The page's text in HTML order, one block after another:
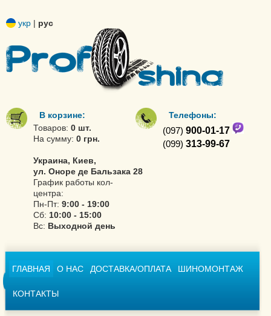
укр | рус
В корзине:
Товаров: 0 шт.
На сумму: 0 грн.
Украина, Киев,
ул. Оноре де Бальзака 28
График работы кол-
центра:
Пн-Пт: 9:00 - 19:00
Сб: 10:00 - 15:00
Вс: Выходной день
Телефоны:
(097) 900-01-17
(099) 313-99-67
ГЛАВНАЯ О НАС ДОСТАВКА/ОПЛАТА ШИНОМОНТАЖ
КОНТАКТЫ